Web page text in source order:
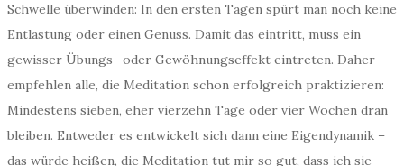
Schwelle überwinden: In den ersten Tagen spürt man noch keine
Entlastung oder einen Genuss. Damit das eintritt, muss ein
gewisser Übungs- oder Gewöhnungseffekt eintreten. Daher
empfehlen alle, die Meditation schon erfolgreich praktizieren:
Mindestens sieben, eher vierzehn Tage oder vier Wochen dran
bleiben. Entweder es entwickelt sich dann eine Eigendynamik –
das würde heißen, die Meditation tut mir so gut, dass ich sie